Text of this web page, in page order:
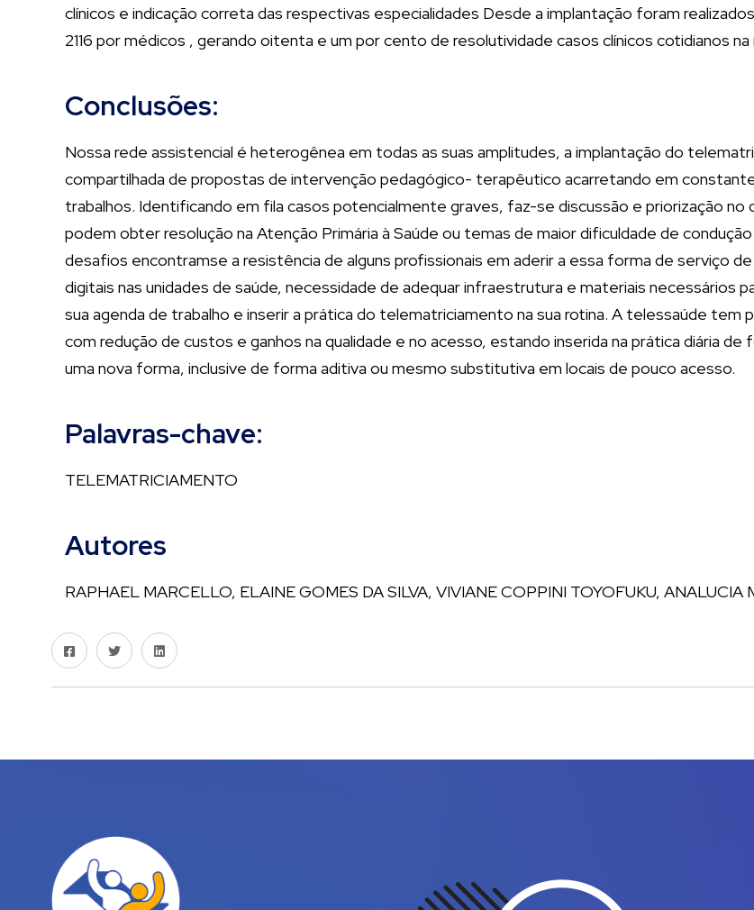
clínicos e indicação correta das respectivas especialidades Desde a implantação foram
2116 por médicos , gerando oitenta e um por cento de resolutividade casos clínicos cotidianos na
Conclusões:
Nossa rede assistencial é heterogênea em todas as suas amplitudes, a implantação do
compartilhada de propostas de intervenção pedagógico- terapêutico acarretando em
trabalhos. Identificando em fila casos potencialmente graves, faz-se discussão e priorização
podem obter resolução na Atenção Primária à Saúde ou temas de maior dificuldade de
desafios encontramse a resistência de alguns profissionais em aderir a essa forma de serviço
digitais nas unidades de saúde, necessidade de adequar infraestrutura e materiais necessários
sua agenda de trabalho e inserir a prática do telematriciamento na sua rotina. A telessaúde
com redução de custos e ganhos na qualidade e no acesso, estando inserida na prática diária
uma nova forma, inclusive de forma aditiva ou mesmo substitutiva em locais de pouco acesso.
Palavras-chave:
TELEMATRICIAMENTO
Autores
RAPHAEL MARCELLO, ELAINE GOMES DA SILVA, VIVIANE COPPINI TOYOFUKU, ANALUCIA